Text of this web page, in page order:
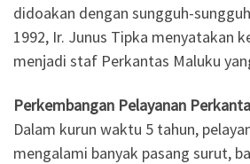
didoakan dengan sungguh-
1992, Ir. Junus Tipka menyatakan
menjadi staf Perkantas Maluku
Perkembangan Pelayanan
Dalam kurun waktu 5 tahun,
mengalami banyak pasang surut,